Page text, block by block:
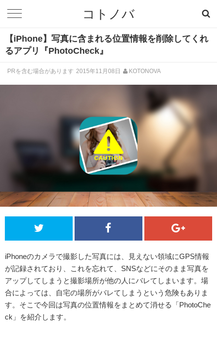
コトノバ
【iPhone】写真に含まれる位置情報を削除してくれ
るアプリ『PhotoCheck』
PRを含む場合があります 2015年11月08日 KOTONOVA
iPhoneのカメラで撮影した写真には、見えない領域にGPS情報
が記録されており、これを忘れて、SNSなどにそのまま写真を
アップしてしまうと撮影場所が他の人にバレてしまいます。場
合によっては、自宅の場所がバレてしまうという危険もありま
す。そこで今回は写真の位置情報をまとめて消せる「PhotoChe
ck」を紹介します。